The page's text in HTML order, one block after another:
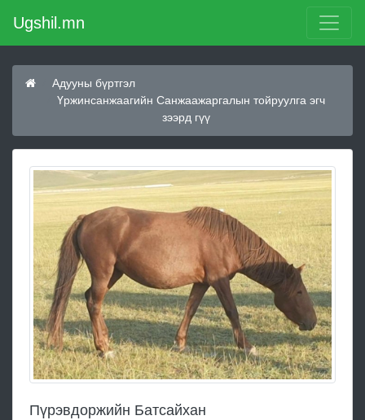
Ugshil.mn
Адууны бүртгэл
Үржинсанжаагийн Санжаажаргалын тойруулга эгч
зээрд гүү
Пүрэвдоржийн Батсайхан